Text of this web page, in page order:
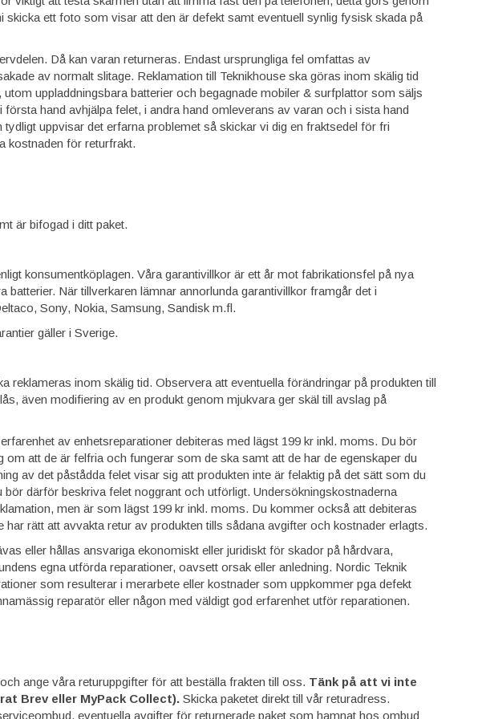
ett foto som visar att den är defekt samt eventuell synlig fysisk skada på
Då kan varan returneras. Endast ursprungliga fel omfattas av
av normalt slitage. Reklamation till Teknikhouse ska göras inom skälig tid
uppladdningsbara batterier och begagnade mobiler & surfplattor som säljs
hand avhjälpa felet, i andra hand omleverans av varan och i sista hand
uppvisar det erfarna problemet så skickar vi dig en fraktsedel för fri
kostnaden för returfrakt.
är bifogad i ditt paket.
konsumentköplagen. Våra garantivillkor är ett år mot fabrikationsfel på nya
När tillverkaren lämnar annorlunda garantivillkor framgår det i
Sony, Nokia, Samsung, Sandisk m.fl.
gäller i Sverige.
reklameras inom skälig tid. Observera att eventuella förändringar på produkten till
även modifiering av en produkt genom mjukvara ger skäl till avslag på
av enhetsreparationer debiteras med lägst 199 kr inkl. moms. Du bör
att de är felfria och fungerar som de ska samt att de har de egenskaper du
av det påstådda felet visar sig att produkten inte är felaktig på det sätt som du
därför beskriva felet noggrant och utförligt. Undersökningskostnaderna
men är som lägst 199 kr inkl. moms. Du kommer också att debiteras
rätt att avvakta retur av produkten tills sådana avgifter och kostnader erlagts.
eller hållas ansvariga ekonomiskt eller juridiskt för skador på hårdvara,
egna utförda reparationer, oavsett orsak eller anledning. Nordic Teknik
som resulterar i merarbete eller kostnader som uppkommer pga defekt
reparatör eller någon med väldigt god erfarenhet utför reparationen.
ange våra returuppgifter för att beställa frakten till oss. Tänk på att vi inte
Brev eller MyPack Collect). Skicka paketet direkt till vår returadress.
eventuella avgifter för returnerade paket som hamnat hos ombud